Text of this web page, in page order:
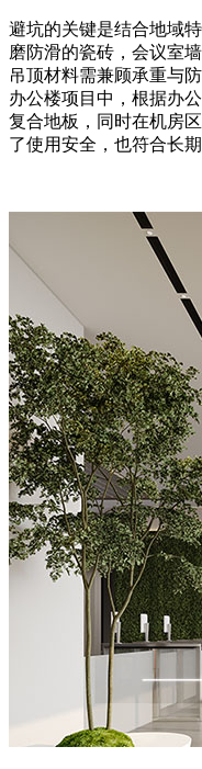
避坑的关键是结合地域
磨防滑的瓷砖，会议室
吊顶材料需兼顾承重与
办公楼项目中，根据办
复合地板，同时在机房
了使用安全，也符合长期